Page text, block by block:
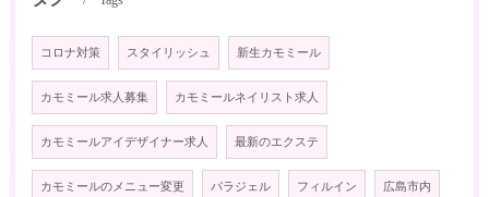
コロナ対策 スタイリッシュ 新生カモミール
カモミール求人募集 カモミールネイリスト求人
カモミールアイデザイナー求人 最新のエクステ
カモミールのメニュー変更 パラジェル フィルイン 広島市内